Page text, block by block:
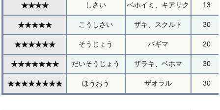
★★★★ しさい ベホイミ、キアリク 13
★★★★★ こうしさい ザキ、スクルト 30
★★★★★★ そうじょう バギマ 20
★★★★★★★ だいそうじょう ザラキ、ベホマ 30
★★★★★★★★ ほうおう ザオラル 30